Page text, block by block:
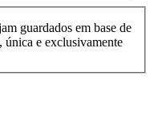
guardados em base de
única e exclusivamente